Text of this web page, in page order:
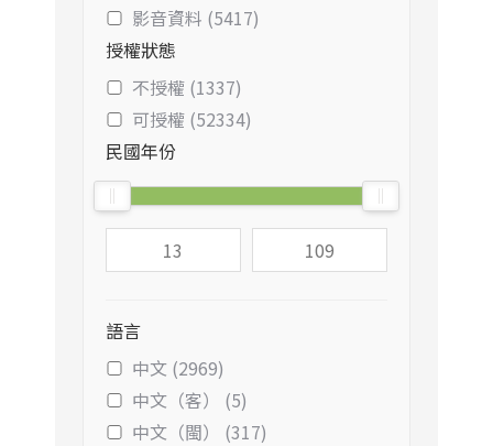
影音資料 (5417)
授權狀態
不授權 (1337)
可授權 (52334)
民國年份
語言
中文 (2969)
中文（客） (5)
中文（閩） (317)